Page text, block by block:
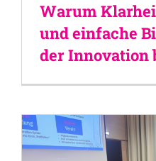
Warum
und einfache
der Innovation